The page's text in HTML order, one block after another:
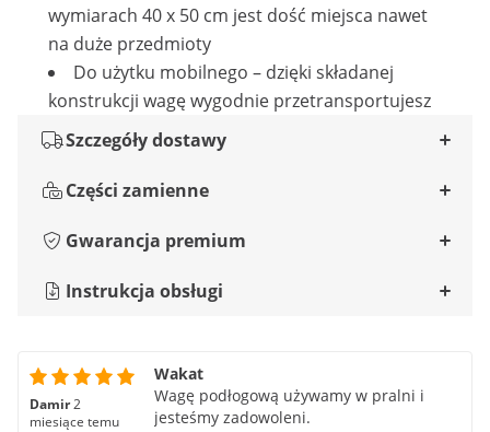
wymiarach 40 x 50 cm jest dość miejsca nawet
na duże przedmioty
Do użytku mobilnego – dzięki składanej
konstrukcji wagę wygodnie przetransportujesz
Szczegóły dostawy
Części zamienne
Gwarancja premium
Instrukcja obsługi
Damir2
miesiące temu
Wakat
Wagę podłogową używamy w pralni i
jesteśmy zadowoleni.